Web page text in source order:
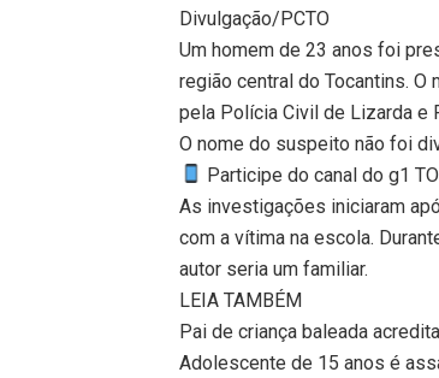
Divulgação/PCTO
Um homem de 23 anos foi
região central do Tocantins.
pela Polícia Civil de Lizarda e
O nome do suspeito não foi
Participe do canal do g1
As investigações iniciaram
com a vítima na escola.
autor seria um familiar.
LEIA TAMBÉM
Pai de criança baleada
Adolescente de 15 anos é